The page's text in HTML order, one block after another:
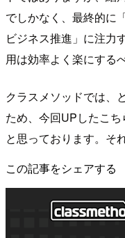
でしかなく、最終的に
ビジネス推進」に注力
用は効率よく楽にする
クラスメソッドでは、
ため、今回UPしたこ
と思っております。そ
この記事をシェアする